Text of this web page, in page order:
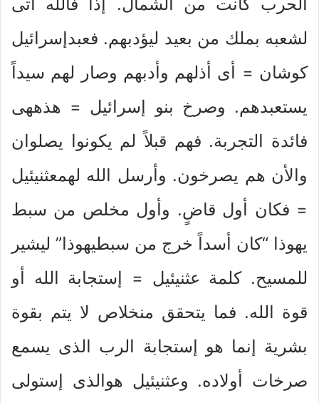
لشعبه بملك من بعيد ليؤدبهم. فعبدإسرائيل
كوشان = أى أذلهم وأدبهم وصار لهم سيداً
يستعبدهم. وصرخ بنو إسرائيل = هذههى
فائدة التجربة. فهم قبلاً لم يكونوا يصلوان
والأن هم يصرخون. وأرسل الله لهمعثنيئيل
= فكان أول قاضٍ. وأول مخلص من سبط
يهوذا “كان أسداً خرج من سبطيهوذا” ليشير
للمسيح. كلمة عثنيئيل = إستجابة الله أو
قوة الله. فما يتحقق منخلاص لا يتم بقوة
بشرية إنما هو إستجابة الرب الذى يسمع
صرخات أولاده. وعثنيئيل هوالذى إستولى